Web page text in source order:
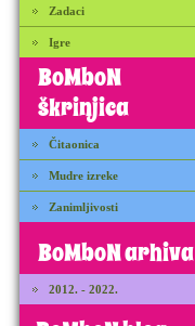
Zadaci
Igre
BoMboN
škrinjica
Čitaonica
Mudre izreke
Zanimljivosti
BoMboN arhiva
2012. - 2022.